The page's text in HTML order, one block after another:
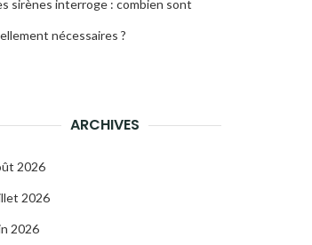
sirènes interroge : combien sont
nécessaires ?
ARCHIVES
2026
2026
2026